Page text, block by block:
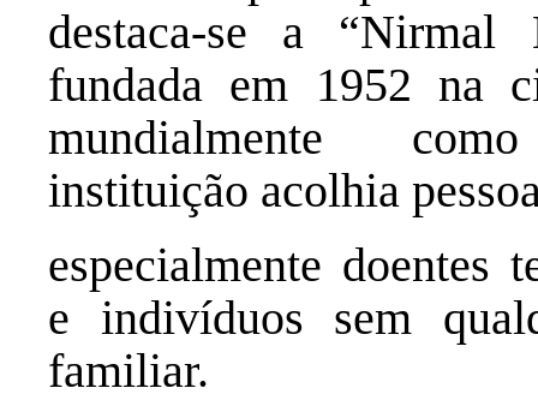
destaca-se a
fundada em 1952 na
mundialmente
instituição acolhia
especialmente doentes
e indivíduos sem
familiar.